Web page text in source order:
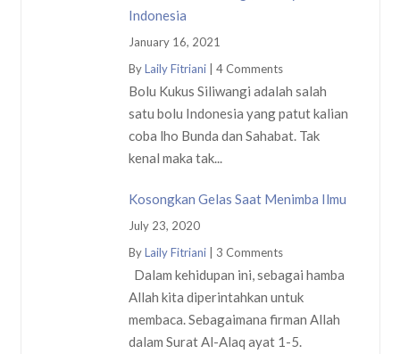
Indonesia
January 16, 2021
ByLaily Fitriani| 4 Comments
Bolu Kukus Siliwangi adalah salah
satu bolu Indonesia yang patut kalian
coba lho Bunda dan Sahabat. Tak
kenal maka tak...
Kosongkan Gelas Saat Menimba Ilmu
July 23, 2020
ByLaily Fitriani| 3 Comments
Dalam kehidupan ini, sebagai hamba
Allah kita diperintahkan untuk
membaca. Sebagaimana firman Allah
dalam Surat Al-Alaq ayat 1-5.